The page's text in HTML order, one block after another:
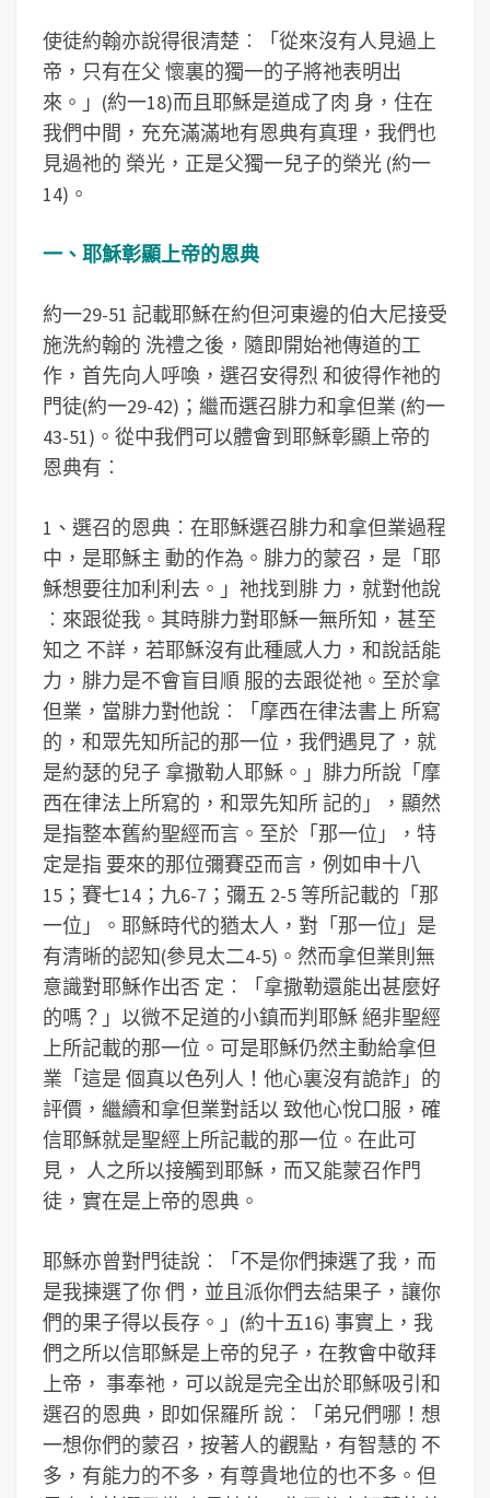
使徒約翰亦說得很清楚︰「從來沒有人見過上
帝，只有在父 懷裏的獨一的子將祂表明出
來。」(約一18)而且耶穌是道成了肉 身，住在
我們中間，充充滿滿地有恩典有真理，我們也
見過祂的 榮光，正是父獨一兒子的榮光 (約一
14)。
一、耶穌彰顯上帝的恩典
約一29-51 記載耶穌在約但河東邊的伯大尼接受
施洗約翰的 洗禮之後，隨即開始祂傳道的工
作，首先向人呼喚，選召安得烈 和彼得作祂的
門徒(約一29-42)；繼而選召腓力和拿但業 (約一
43-51)。從中我們可以體會到耶穌彰顯上帝的
恩典有︰
1、選召的恩典︰在耶穌選召腓力和拿但業過程
中，是耶穌主 動的作為。腓力的蒙召，是「耶
穌想要往加利利去。」祂找到腓 力，就對他說
︰來跟從我。其時腓力對耶穌一無所知，甚至
知之 不詳，若耶穌沒有此種感人力，和說話能
力，腓力是不會盲目順 服的去跟從祂。至於拿
但業，當腓力對他說︰「摩西在律法書上 所寫
的，和眾先知所記的那一位，我們遇見了，就
是約瑟的兒子 拿撒勒人耶穌。」腓力所說「摩
西在律法上所寫的，和眾先知所 記的」，顯然
是指整本舊約聖經而言。至於「那一位」，特
定是指 要來的那位彌賽亞而言，例如申十八
15；賽七14；九6-7；彌五 2-5 等所記載的「那
一位」。耶穌時代的猶太人，對「那一位」是
有清晰的認知(參見太二4-5)。然而拿但業則無
意識對耶穌作出否 定︰「拿撒勒還能出甚麼好
的嗎？」以微不足道的小鎮而判耶穌 絕非聖經
上所記載的那一位。可是耶穌仍然主動給拿但
業「這是 個真以色列人！他心裏沒有詭詐」的
評價，繼續和拿但業對話以 致他心悅口服，確
信耶穌就是聖經上所記載的那一位。在此可
見， 人之所以接觸到耶穌，而又能蒙召作門
徒，實在是上帝的恩典。
耶穌亦曾對門徒說︰「不是你們揀選了我，而
是我揀選了你 們，並且派你們去結果子，讓你
們的果子得以長存。」(約十五16) 事實上，我
們之所以信耶穌是上帝的兒子，在教會中敬拜
上帝， 事奉祂，可以說是完全出於耶穌吸引和
選召的恩典，即如保羅所 說︰「弟兄們哪！想
一想你們的蒙召，按著人的觀點，有智慧的 不
多，有能力的不多，有尊貴地位的也不多。但